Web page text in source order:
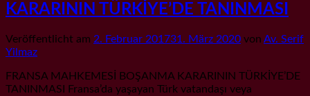
KARARININ TÜRKİYE’DE TANINMASI
Veröffentlicht am 2. Februar 201731. März 2020 von Av. Serif
Yilmaz
FRANSA MAHKEMESİ BOŞANMA KARARININ TÜRKİYE’DE
TANINMASI Fransa’da yaşayan Türk vatandaşı veya